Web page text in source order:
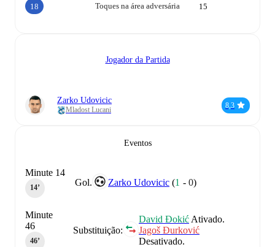
Toques na área adversária
18 15
Jogador da Partida
Zarko Udovicic
Mladost Lucani
8,3
Eventos
Gol. Zarko Udovicic (1 -0)
Minute 14
14‎’‎
Substituição:
David Đokić Ativado.
Jagoš Đurković
Desativado.
Minute
46
46‎’‎